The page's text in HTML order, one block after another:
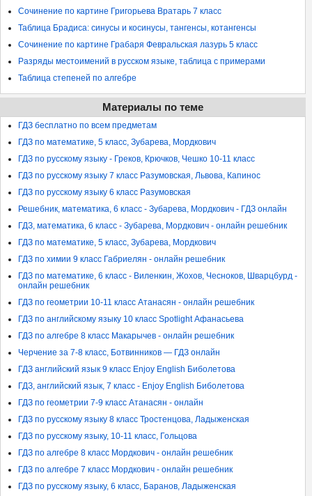
Сочинение по картине Григорьева Вратарь 7 класс
Таблица Брадиса: синусы и косинусы, тангенсы, котангенсы
Сочинение по картине Грабаря Февральская лазурь 5 класс
Разряды местоимений в русском языке, таблица с примерами
Таблица степеней по алгебре
Материалы по теме
ГДЗ бесплатно по всем предметам
ГДЗ по математике, 5 класс, Зубарева, Мордкович
ГДЗ по русскому языку - Греков, Крючков, Чешко 10-11 класс
ГДЗ по русскому языку 7 класс Разумовская, Львова, Капинос
ГДЗ по русскому языку 6 класс Разумовская
Решебник, математика, 6 класс - Зубарева, Мордкович - ГДЗ онлайн
ГДЗ, математика, 6 класс - Зубарева, Мордкович - онлайн решебник
ГДЗ по математике, 5 класс, Зубарева, Мордкович
ГДЗ по химии 9 класс Габриелян - онлайн решебник
ГДЗ по математике, 6 класс - Виленкин, Жохов, Чесноков, Шварцбурд -
онлайн решебник
ГДЗ по геометрии 10-11 класс Атанасян - онлайн решебник
ГДЗ по английскому языку 10 класс Spotlight Афанасьева
ГДЗ по алгебре 8 класс Макарычев - онлайн решебник
Черчение за 7-8 класс, Ботвинников — ГДЗ онлайн
ГДЗ английский язык 9 класс Enjoy English Биболетова
ГДЗ, английский язык, 7 класс - Enjoy English Биболетова
ГДЗ по геометрии 7-9 класс Атанасян - онлайн
ГДЗ по русскому языку 8 класс Тростенцова, Ладыженская
ГДЗ по русскому языку, 10-11 класс, Гольцова
ГДЗ по алгебре 8 класс Мордкович - онлайн решебник
ГДЗ по алгебре 7 класс Мордкович - онлайн решебник
ГДЗ по русскому языку, 6 класс, Баранов, Ладыженская